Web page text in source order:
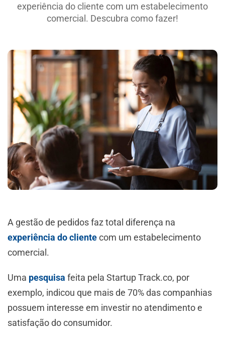
experiência do cliente com um estabelecimento
comercial. Descubra como fazer!
A gestão de pedidos faz total diferença na
experiência do clientecom um estabelecimento
comercial.
Uma pesquisa feita pela Startup Track.co, por
exemplo, indicou que mais de 70% das companhias
possuem interesse em investir no atendimento e
satisfação do consumidor.